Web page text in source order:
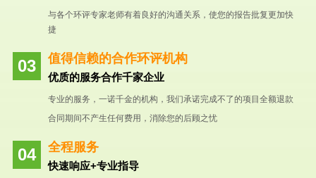
与各个环评专家老师有着良好的沟通关系，使您的报告批复更加快
捷
值得信赖的合作环评机构
优质的服务合作千家企业
专业的服务，一诺千金的机构，我们承诺完成不了的项目全额退款
合同期间不产生任何费用，消除您的后顾之忧
全程服务
快速响应+专业指导